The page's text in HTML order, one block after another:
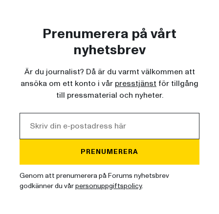
Prenumerera på vårt
nyhetsbrev
Är du journalist? Då är du varmt välkommen att
ansöka om ett konto i vår presstjänst för tillgång
till pressmaterial och nyheter.
PRENUMERERA
Genom att prenumerera på Forums nyhetsbrev
godkänner du vårpersonuppgiftspolicy.